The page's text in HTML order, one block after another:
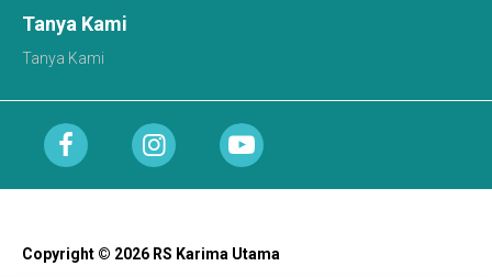
Tanya Kami
Tanya Kami
Copyright © 2026 RS Karima Utama